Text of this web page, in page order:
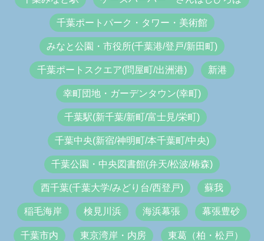
千葉ポートパーク・タワー・美術館
みなと公園・市役所(千葉港/登戸/新田町)
千葉ポートスクエア(問屋町/出洲港) 新港
幸町団地・ガーデンタウン(幸町)
千葉駅(新千葉/新町/富士見/栄町)
千葉中央(新宿/神明町/本千葉町/中央)
千葉公園・中央図書館(弁天/松波/椿森)
西千葉(千葉大学/みどり台/西登戸) 蘇我
稲毛海岸 検見川浜 海浜幕張 幕張豊砂
千葉市内 東京湾岸・内房 東葛（柏・松戸）